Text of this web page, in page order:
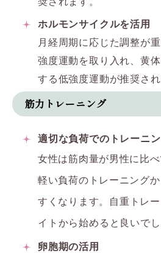
ホルモンサイクルを活用
月経周期に応じた調整が
強度運動を取り入れ、黄
する低強度運動が推奨され
筋力トレーニング
適切な負荷でのトレーニ
女性は筋肉量が男性に比べ
軽い負荷のトレーニング
すくなります。 自重トレ
イトから始めると良いでし
卵胞期の活用